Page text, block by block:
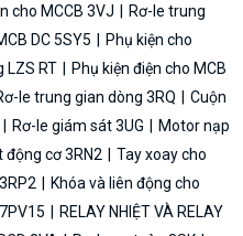
cho MCCB 3VJ
Rơ-le trung
DC 5SY5
Phụ kiện cho
LZS RT
Phụ kiện điện cho MCB
le trung gian dòng 3RQ
Cuộn
Rơ-le giám sát 3UG
Motor nạp
động cơ 3RN2
Tay xoay cho
Khóa và liên động cho
RELAY NHIỆT VÀ RELAY